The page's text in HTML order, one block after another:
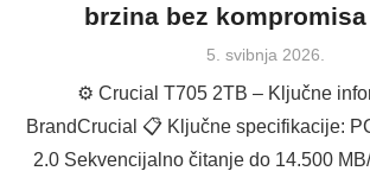
brzina bez kompromisa
Posted
5. svibnja 2026.
⚙️ Crucial T705 2TB – Ključne
BrandCrucial 📋 Ključne specifikacije:
2.0 Sekvencijalno čitanje do 14.500